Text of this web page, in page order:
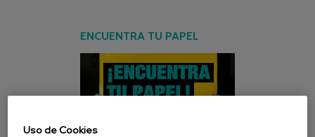
ENCUENTRA TU PAPEL
Uso de Cookies